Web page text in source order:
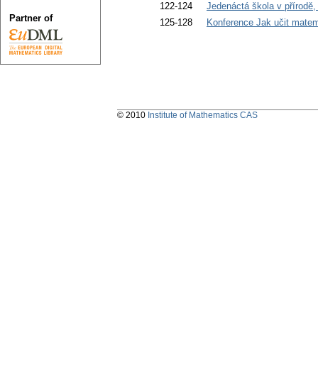
122-124
Jedenáctá škola v
125-128
Konference Jak učit
Partner of
© 2010 Institute of Mathematics CAS